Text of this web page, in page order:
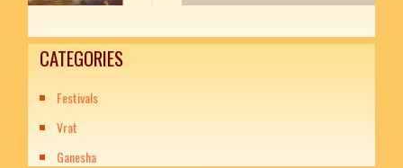
CATEGORIES
Festivals
Vrat
Ganesha